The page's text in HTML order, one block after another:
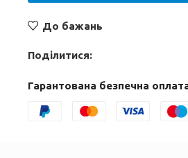
До бажань
Поділитися:
Гарантована безпечна